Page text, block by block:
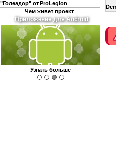
"Голеадор" от ProLegion
Чем живет проект
Приложение для Android
Узнать больше